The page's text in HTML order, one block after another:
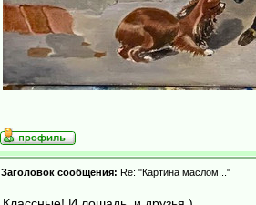
Заголовок сообщения: Re: "Картина маслом..."